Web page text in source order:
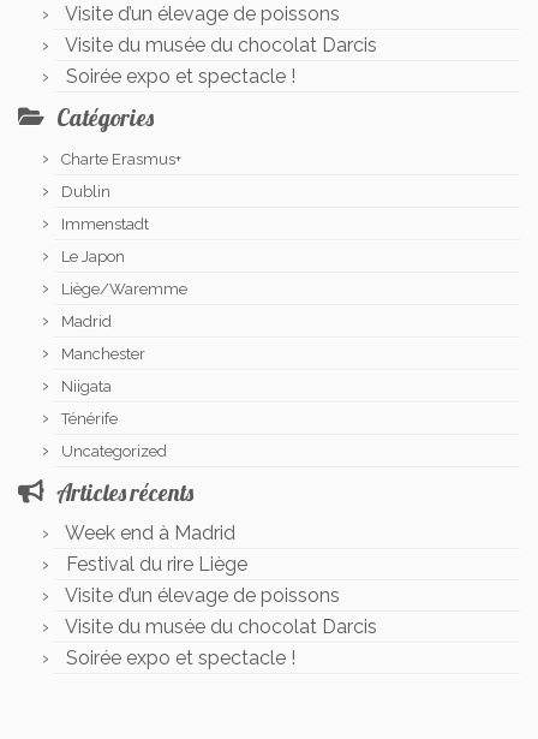
Visite d’un élevage de poissons
Visite du musée du chocolat Darcis
Soirée expo et spectacle !
Catégories
Charte Erasmus+
Dublin
Immenstadt
Le Japon
Liège/Waremme
Madrid
Manchester
Niigata
Ténérife
Uncategorized
Articles récents
Week end à Madrid
Festival du rire Liège
Visite d’un élevage de poissons
Visite du musée du chocolat Darcis
Soirée expo et spectacle !